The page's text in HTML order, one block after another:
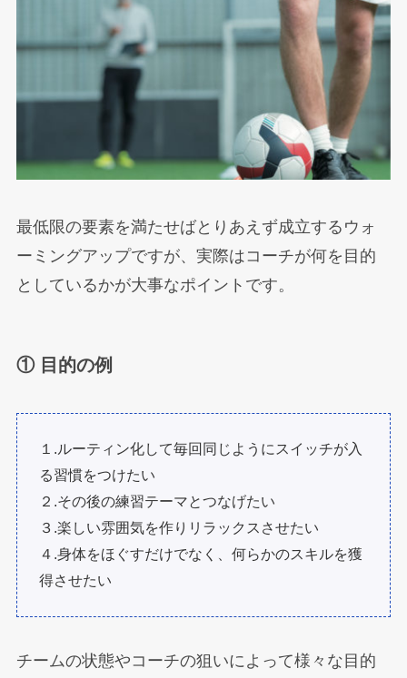
最低限の要素を満たせばとりあえず成立するウォ
ーミングアップですが、実際はコーチが何を目的
としているかが大事なポイントです。
① 目的の例
１.ルーティン化して毎回同じようにスイッチが入
る習慣をつけたい
２.その後の練習テーマとつなげたい
３.楽しい雰囲気を作りリラックスさせたい
４.身体をほぐすだけでなく、何らかのスキルを獲
得させたい
チームの状態やコーチの狙いによって様々な目的